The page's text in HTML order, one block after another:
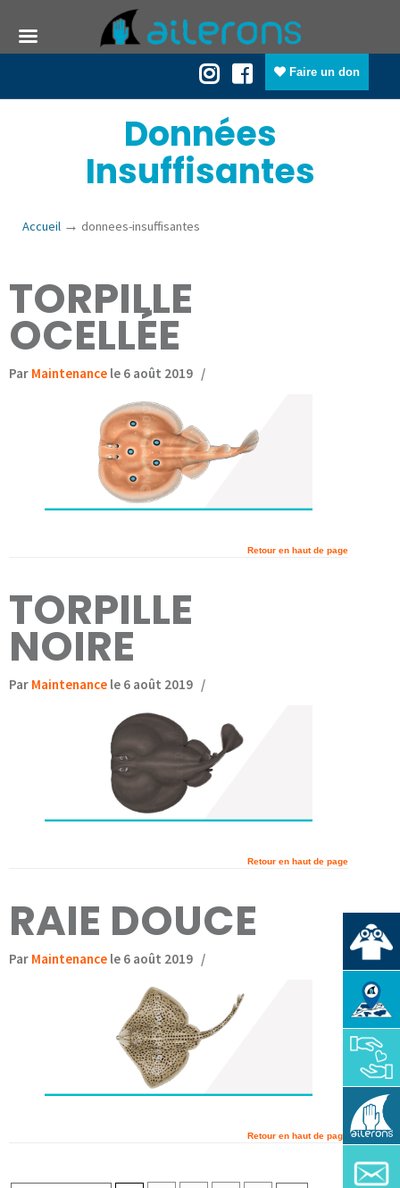
Faire un don
Données
Insuffisantes
Accueil → donnees-insuffisantes
TORPILLE
OCELLÉE
Par Maintenance le 6 août 2019 /
Retour en haut de page
TORPILLE
NOIRE
Par Maintenance le 6 août 2019 /
Retour en haut de page
RAIE DOUCE
Par Maintenance le 6 août 2019 /
Retour en haut de page